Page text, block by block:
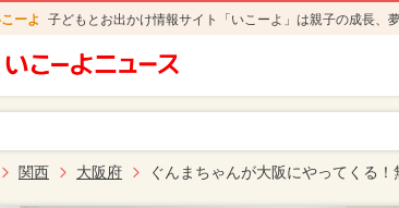
ーよ 子どもとお出かけ情報サイト「いこーよ」は親子の成長、
関西 大阪府 ぐんまちゃんが大阪にやってくる